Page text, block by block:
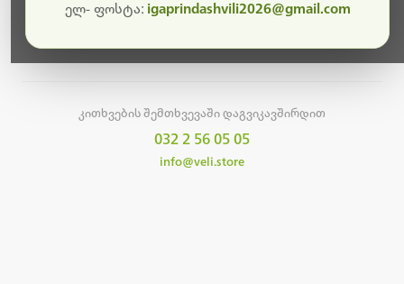
კითხვების შემთხვევაში დაგვიკავშირდით
032 2 56 05 05
info@veli.store
ელ- ფოსტა: igaprindashvili2026@gmail.com